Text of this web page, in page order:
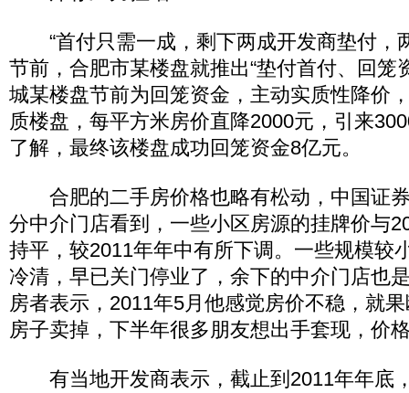
“首付只需一成，剩下两成开发商垫付，
节前，合肥市某楼盘就推出“垫付首付、回笼
城某楼盘节前为回笼资金，主动实质性降价
质楼盘，每平方米房价直降2000元，引来
了解，最终该楼盘成功回笼资金8亿元。
合肥的二手房价格也略有松动，中国证
分中介门店看到，一些小区房源的挂牌价与
持平，较2011年年中有所下调。一些规模较
冷清，早已关门停业了，余下的中介门店也
房者表示，2011年5月他感觉房价不稳，就
房子卖掉，下半年很多朋友想出手套现，价
有当地开发商表示，截止到2011年年底